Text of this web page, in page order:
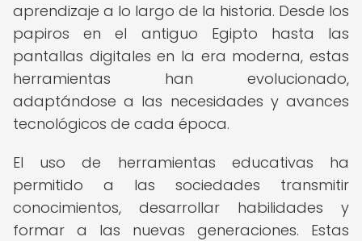
aprendizaje a lo largo de la historia. Desde los
papiros en el antiguo Egipto hasta las
pantallas digitales en la era moderna, estas
herramientas han evolucionado,
adaptándose a las necesidades y avances
tecnológicos de cada época.
El uso de herramientas educativas ha
permitido a las sociedades transmitir
conocimientos, desarrollar habilidades y
formar a las nuevas generaciones. Estas